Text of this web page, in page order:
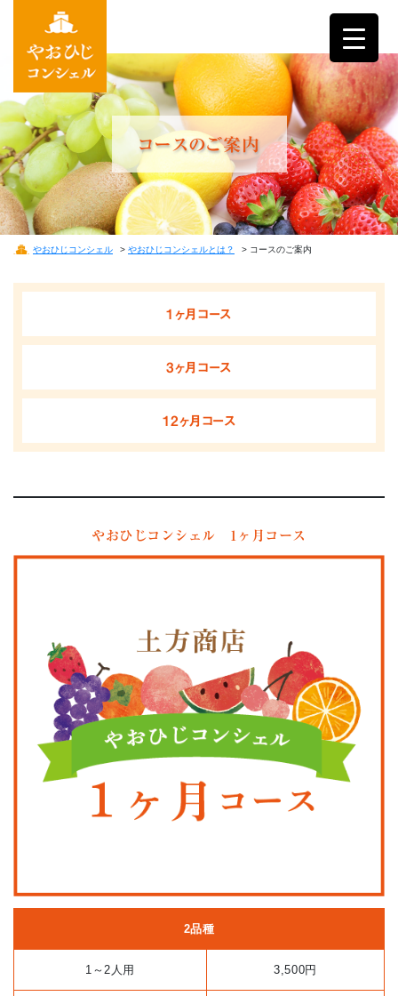
コースのご案内
やおひじコンシェル > やおひじコンシェルとは？ > コースのご案内
1ヶ月コース
3ヶ月コース
12ヶ月コース
やおひじコンシェル 1ヶ月コース
2品種
1～2人用 3,500円